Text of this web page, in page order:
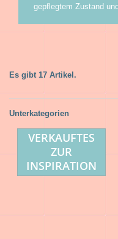
gepflegtem Zustand
Es gibt 17 Artikel.
Unterkategorien
VERKAUFTES
ZUR
INSPIRATION